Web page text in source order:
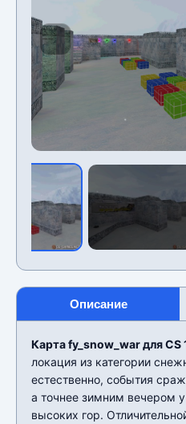
Описание
Карта fy_snow_war для CS
локация из категории
естественно, события
а точнее зимним вечером
высоких гор.